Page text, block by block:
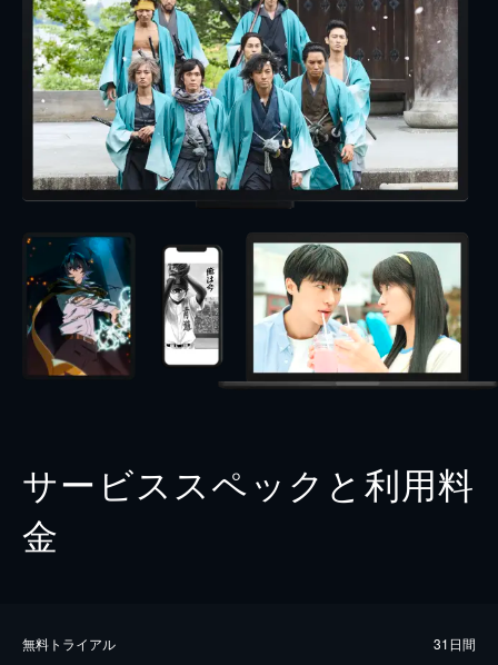
サービススペックと利用料
金
無料トライアル 31日間